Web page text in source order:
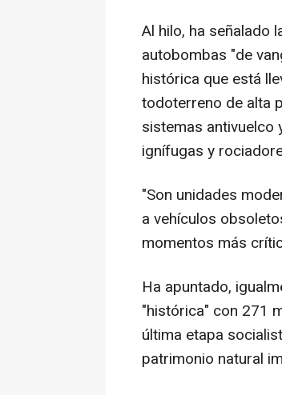
Al hilo, ha señalado
autobombas "de
histórica que está
todoterreno de alta
sistemas
ignífugas y
"Son unidades
a vehículos
momentos más
Ha apuntado,
"histórica" con 271
última etapa
patrimonio natural